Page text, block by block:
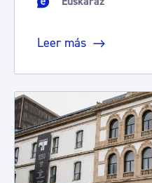
Leer más